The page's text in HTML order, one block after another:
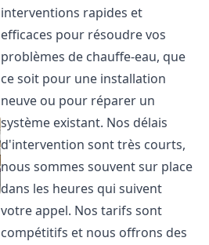
interventions rapides et
efficaces pour résoudre vos
problèmes de chauffe-eau, que
ce soit pour une installation
neuve ou pour réparer un
système existant. Nos délais
d'intervention sont très courts,
nous sommes souvent sur place
dans les heures qui suivent
votre appel. Nos tarifs sont
compétitifs et nous offrons des